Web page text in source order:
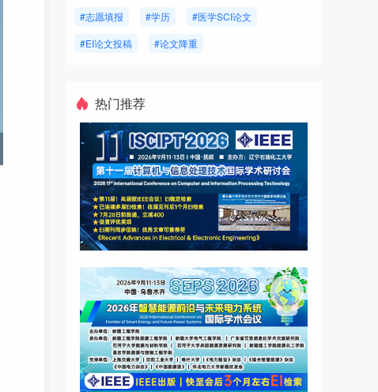
#志愿填报
#学历
#医学SCI论文
#EI论文投稿
#论文降重
热门推荐